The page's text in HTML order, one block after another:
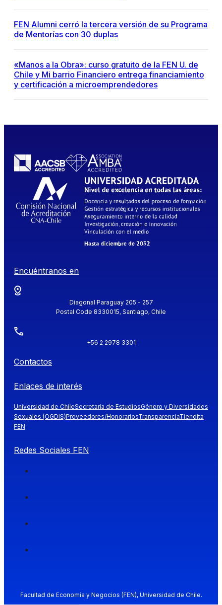
FEN Alumni cerró la tercera versión de su Programa
de Mentorías con 30 duplas
«Manos a la Obra»: curso gratuito de la FEN U. de
Chile y Mi barrio Financiero entrega financiamiento
y certificación a microemprendedores
Encuéntranos en
Diagonal Paraguay 205 - 257
Postal Code 8330015, Santiago, Chile
+56 2 2978 3301
Contactos
Enlaces de interés
Universidad de ChileSecretaría de EstudiosGénero y Diversidades
Sexuales (OGDIS)Proveedores/HonorariosTransparenciaTiendita
FEN
Redes Sociales FEN
Facultad de Economía y Negocios (FEN), Universidad de Chile.